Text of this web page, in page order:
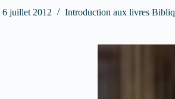
6 juillet 2012 Introduction aux livres